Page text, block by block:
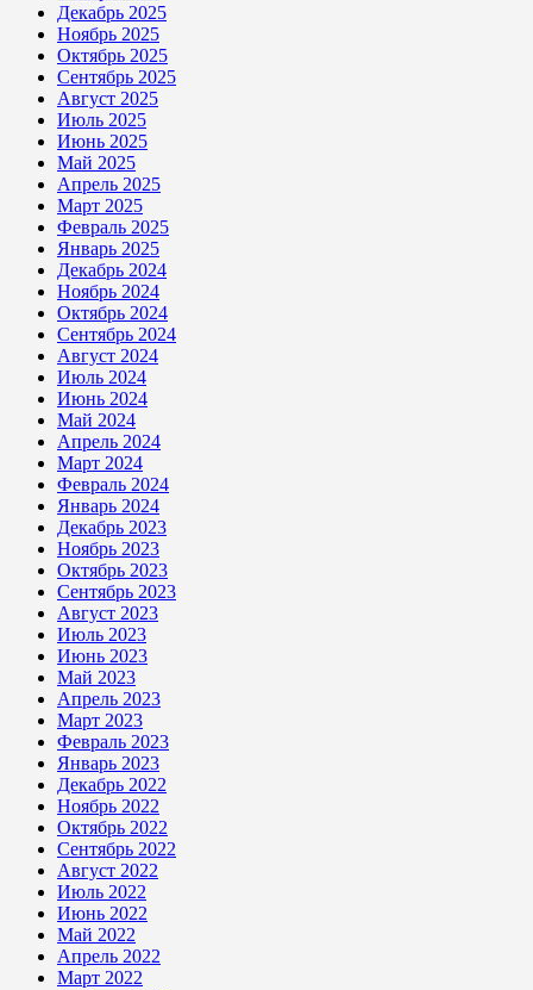
Декабрь 2025
Ноябрь 2025
Октябрь 2025
Сентябрь 2025
Август 2025
Июль 2025
Июнь 2025
Май 2025
Апрель 2025
Март 2025
Февраль 2025
Январь 2025
Декабрь 2024
Ноябрь 2024
Октябрь 2024
Сентябрь 2024
Август 2024
Июль 2024
Июнь 2024
Май 2024
Апрель 2024
Март 2024
Февраль 2024
Январь 2024
Декабрь 2023
Ноябрь 2023
Октябрь 2023
Сентябрь 2023
Август 2023
Июль 2023
Июнь 2023
Май 2023
Апрель 2023
Март 2023
Февраль 2023
Январь 2023
Декабрь 2022
Ноябрь 2022
Октябрь 2022
Сентябрь 2022
Август 2022
Июль 2022
Июнь 2022
Май 2022
Апрель 2022
Март 2022